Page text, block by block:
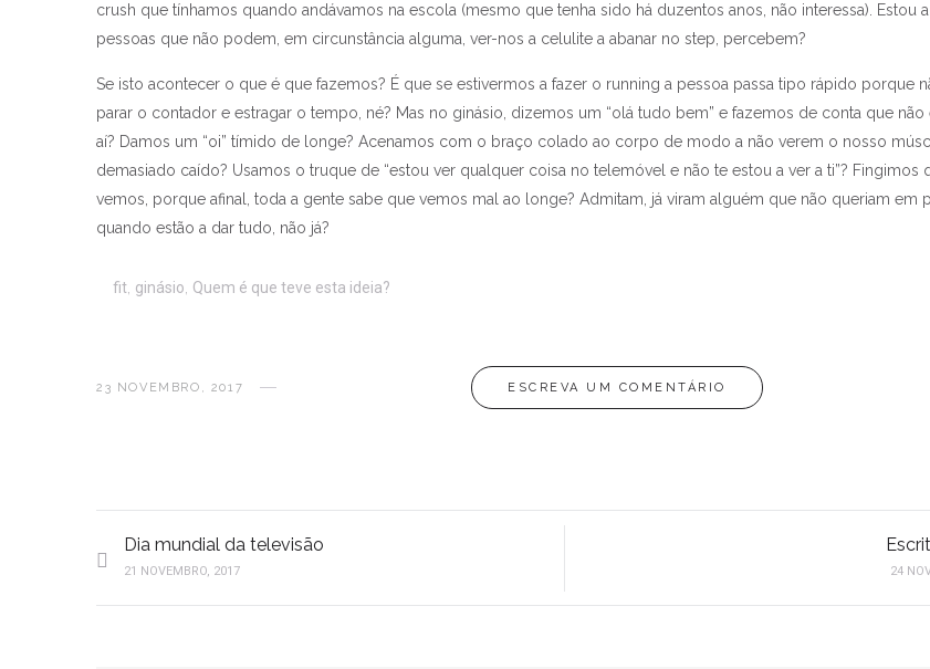
crush que tínhamos quando andávamos na escola (mesmo que tenha sido há duzentos anos, não interessa). Estou
pessoas que não podem, em circunstância alguma, ver-nos a celulite a abanar no step, percebem?
Se isto acontecer o que é que fazemos? É que se estivermos a fazer o running a pessoa passa tipo rápido porque
parar o contador e estragar o tempo, né? Mas no ginásio, dizemos um “olá tudo bem” e fazemos de conta que não
aí? Damos um “oi” tímido de longe? Acenamos com o braço colado ao corpo de modo a não verem o nosso
demasiado caído? Usamos o truque de “estou ver qualquer coisa no telemóvel e não te estou a ver a ti”? Fingimos
vemos, porque afinal, toda a gente sabe que vemos mal ao longe? Admitam, já viram alguém que não queriam em
quando estão a dar tudo, não já?
fit, ginásio, Quem é que teve esta ideia?
23 NOVEMBRO, 2017 ESCREVA UM COMENTÁRIO
Dia mundial da televisão
21 NOVEMBRO, 2017 24